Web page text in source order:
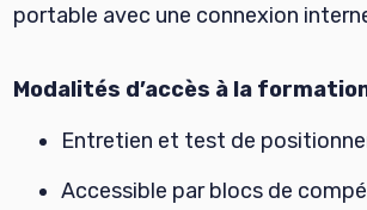
portable avec une connexion
Modalités d’accès à la
Entretien et test de
Accessible par blocs de